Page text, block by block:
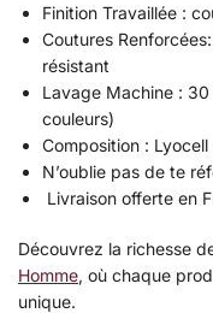
Finition Travaillée :
Coutures
résistant
Lavage Machine :
couleurs)
Composition :
N’oublie pas de te
Livraison offerte en
Découvrez la richesse
Homme, où chaque
unique.